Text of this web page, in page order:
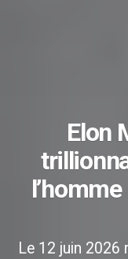
Elon
Le 12 juin 2026